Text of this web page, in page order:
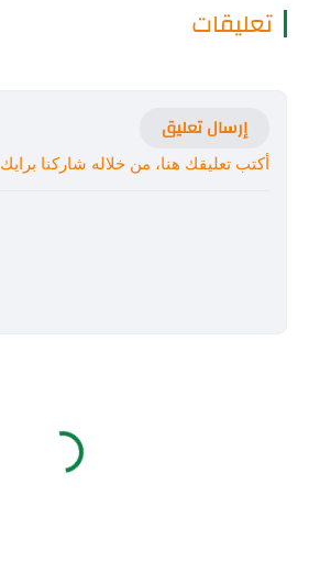
تعليقات
إرسال تعليق
أكتب تعليقك هنا، من خلاله شاركنا برايك